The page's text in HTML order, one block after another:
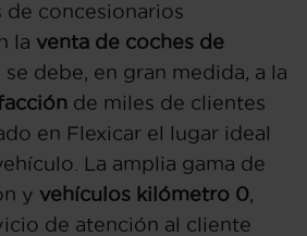
de concesionarios
la venta de coches de
se debe, en gran medida, a la
de miles de clientes
en Flexicar el lugar ideal
La amplia gama de
y vehículos kilómetro 0,
de atención al cliente